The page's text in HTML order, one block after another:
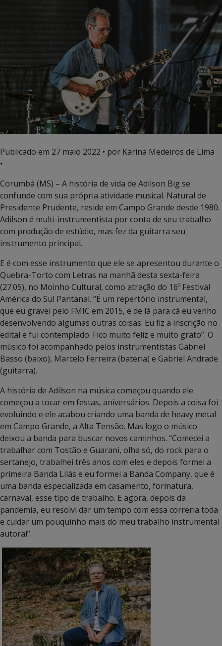
Publicado em 27 maio 2022 • por Karina Medeiros de Lima
•
Corumbá (MS) – A história de vida de Adilson Big se
confunde com sua própria atividade musical. Natural de
Presidente Prudente, reside em Campo Grande desde 1980.
Adilson é multi-instrumentista por conta de seu trabalho
com produção de estúdio, mas fez da guitarra seu
instrumento principal.
E é com esse instrumento que ele se apresentou durante o
Quebra-Torto com Letras na manhã desta sexta-feira
(27.05), no Moinho Cultural, como atração do 16º Festival
América do Sul Pantanal. “É um repertório instrumental,
que eu gravei pelo FMIC em 2015, e de lá para cá eu venho
desenvolvendo algumas outras coisas. Eu fiz a inscrição no
edital e fui contemplado. Fico muito feliz e muito grato”. O
músico foi acompanhado pelos instrumentistas Gabriel
Basso (baixo), Marcelo Ferreira (bateria) e Gabriel Andrade
(guitarra).
A história de Adilson na música começou quando ele
começou a tocar em festas, aniversários. Depois a coisa foi
evoluindo e ele acabou criando uma banda de heavy metal
em Campo Grande, a Alta Tensão. Mas logo o músico
deixou a banda para buscar novos caminhos. “Comecei a
trabalhar com Tostão e Guarani, olha só, do rock para o
sertanejo, trabalhei três anos com eles e depois formei a
primeira Banda Lilás e eu formei a Banda Company, que é
uma banda especializada em casamento, formatura,
carnaval, esse tipo de trabalho. E agora, depois da
pandemia, eu resolvi dar um tempo com essa correria toda
e cuidar um pouquinho mais do meu trabalho instrumental
autoral”.